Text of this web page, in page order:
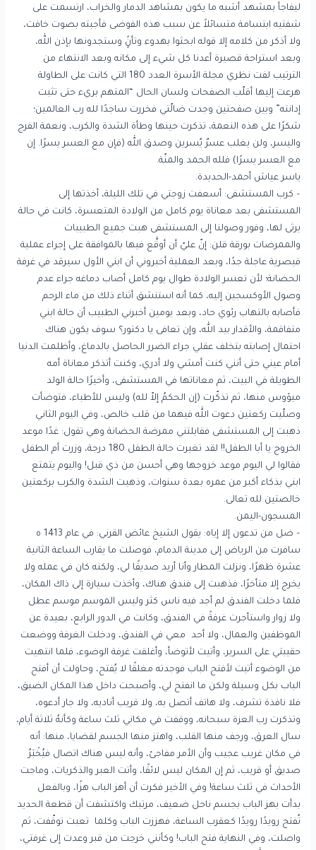
ليفاجأ بمشهد أشبه ما يكون بمشاهد الدمار والخراب، ارتسمت على
شفتيه ابتسامة متسائلاً عن سبب هذه الفوضى فأجبته بصوت خافت،
ولا أذكر من كلامه إلا قوله ابحثوا بهدوء وتأنًٍ وستجدونها بإذن الله،
وبعد استراحة قصيرة أعدنا كل شيء إلى مكانه وبعد الانتهاء من
الترتيب لفت نظري مجلة الأسرة العدد 180 التي كانت على الطاولة
هرعت إليها أقلّب الصفحات ولسان الحال “المتهم بريء حتى تثبت
إدانته” وبين صفحتين وجدت ضالّتي فخررت ساجدًا لله رب العالمين؛
شكرًا على هذه النعمة، تذكرت حينها وطأة الشدة والكرب، ونعمة الفرج
واليسر، ولن يغلب عسرٌ يُسرين وصدق الله (فإن مع العسر يسرًا. إن
مع العسر يسرًا) فلله الحمد والمنّة.
ياسر عياش أحمد-الحديدة.
– كرب المستشفى: أسعفت زوجتي في تلك الليلة، أخذتها إلى
المستشفى بعد معاناة يوم كامل من الولادة المتعسرة، كانت في حالة
يرثى لها، وفور وصولنا إلى المستشفى هبت جميع الطبيبات
والممرضات بورقة قلن: إنّ عليّ أن أوقَّع فيها بالموافقة على إجراء عملية
قيصرية عاجلة جدًا، وبعد العملية أخبروني أن ابني الأول سيرقد في غرفة
الحضانة؛ لأن تعسر الولادة طوال يوم كامل أصاب دماغه جراء عدم
وصول الأوكسجين إليه، كما أنه استنشق أثناء ذلك من ماء الرحم
فأصابه بالتهاب رئوي حاد، وبعد يومين أخبرني الطبيب أن حالة ابني
متفاقمة، والأقدار بيد الله، وإن تعافى يا دكتور؟ سوف يكون هناك
احتمال إصابته بتخلف عقلي جراء الضرر الحاصل بالدماغ، وأظلمت الدنيا
أمام عيني حتى أنني كنت أمشي ولا أدري، وكنت أتذكر معاناة أمه
الطويلة في البيت، ثم معاناتها في المستشفى، وأخيرًا حالة الولد
ميؤوس منها، ثم تذكّرت (إن الحكمُ إلاّ لله) وليس للأطباء، فتوضأت
وصلّيت ركعتين دعوت الله فيهما من قلب خالص، وفي اليوم الثاني
ذهبت إلى المستشفى فقابلتني ممرضة الحضانة وهي تقول: غدًا موعد
الخروج يا أبا الطفل!! لقد تغيرت حالة الطفل 180 درجة، وزرت أم الطفل
فقالوا لي اليوم موعد خروجها وهي أحسن من ذي قبل! واليوم يتمتع
ابني بذكاء أكبر من عمره بعدة سنوات، وذهبت الشدة والكرب بركعتين
خالصتين لله تعالى.
المسجون-اليمن.
– ضل من تدعون إلا إياه: يقول الشيخ عائض القرني: في عام 1413 ه
سافرت من الرياض إلى مدينة الدمام، فوصلت ما يقارب الساعة الثانية
عشرة ظهرًا، ونزلت المطار وأنا أريد صديقًا لي، ولكنه كان في عمله ولا
يخرج إلا متأخرًا، فذهبت إلى فندق هناك، وأخذت سيارة إلى ذاك المكان،
فلما دخلت الفندق لم أجد فيه ناس كثر وليس الموسم موسم عطل
ولا زوار واستأجرت غرفةً في الفندق، وكانت في الدور الرابع، بعيدة عن
الموظفين والعمال، ولا أحد معي في الفندق، ودخلت الغرفة ووضعت
حقيبتي على السرير، وأتيت لأتوضأ، وأغلقت غرفة الوضوء، فلما انتهيت
من الوضوء أتيت لأفتح الباب فوجدته مغلقًا لا يُفتح، وحاولت أن أفتح
الباب بكل وسيلة ولكن ما انفتح لي، وأصبحت داخل هذا المكان الضيق،
فلا نافذة تشرف، ولا هاتف أتصل به، ولا قريب أناديه، ولا جار أدعوه،
وتذكرت رب العزة سبحانه، ووقفت في مكاني ثلث ساعة وكأنهُ ثلاثة أيام،
سال العرق، ورجف منها القلب، واهتز منها الجسم لقضايا، منها: أنه
في مكان غريب عجيب وأن الأمر مفاجئ، وأنه ليس هناك اتصال فيُخْبَرُ
صديق أو قريب، ثم إن المكان ليس لائقًا، وأتت العبر والذكريات، وماجت
الأحداث في ثلث ساعة! وفي الأخير فكرت أن أهز الباب هزًا، وبالفعل
بدأت بهز الباب بجسم ناحل ضعيف، مرتبك واكتشفت أن قطعة الحديد
تُفتح رويدًا رويدًا كعقرب الساعة، فهززت الباب وكلما تعبت توقّفت، ثم
واصلت، وفي النهاية فتح الباب! وكأنني خرجت من قبر وعدت إلى غرفتي،